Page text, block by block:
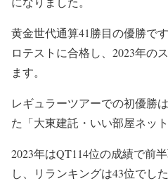
黄金世代通算41勝目の優勝で
ロテストに合格し、2023年の
ます。
レギュラーツアーでの初優勝
た「大東建託・いい部屋ネッ
2023年はQT114位の成績で前
し、リランキングは43位でした